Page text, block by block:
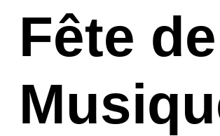
Fête